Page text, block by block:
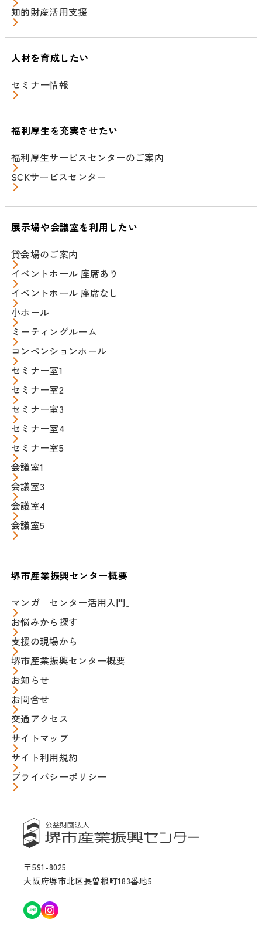
〒591-8025
大阪府堺市北区長曽根町183番地5
知的財産活用支援
人材を育成したい
セミナー情報
福利厚生を充実させたい
福利厚生サービスセンターのご案内
SCKサービスセンター
展示場や会議室を利用したい
貸会場のご案内
イベントホール 座席あり
イベントホール 座席なし
小ホール
ミーティングルーム
コンベンションホール
セミナー室1
セミナー室2
セミナー室3
セミナー室4
セミナー室5
会議室1
会議室3
会議室4
会議室5
堺市産業振興センター概要
マンガ「センター活用入門」
お悩みから探す
支援の現場から
堺市産業振興センター概要
お知らせ
お問合せ
交通アクセス
サイトマップ
サイト利用規約
プライバシーポリシー